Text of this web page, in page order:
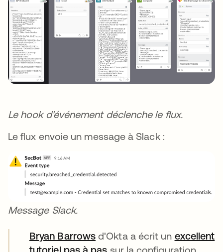
Le hook d'événement déclenche le flux.
Le flux envoie un message à Slack :
Message Slack.
Bryan Barrows s’ouvre dans un nouvel
d'Okta a écrit un excellent